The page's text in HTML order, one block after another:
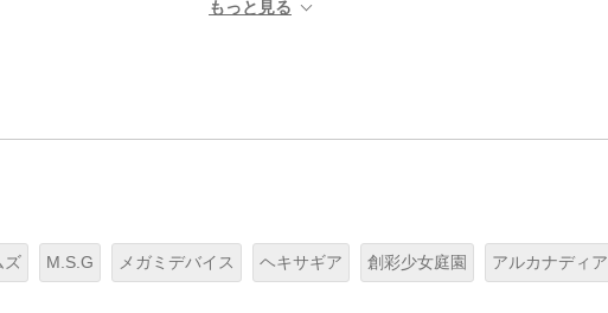
ズ M.S.G メガミデバイス ヘキサギア 創彩少女庭園 アルカナディア